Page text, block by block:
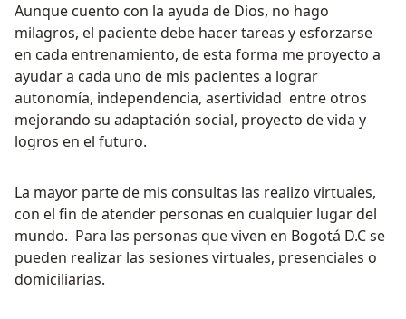
Aunque cuento con la ayuda de Dios, no hago
milagros, el paciente debe hacer tareas y esforzarse
en cada entrenamiento, de esta forma me proyecto a
ayudar a cada uno de mis pacientes a lograr
autonomía, independencia, asertividad entre otros
mejorando su adaptación social, proyecto de vida y
logros en el futuro.
La mayor parte de mis consultas las realizo virtuales,
con el fin de atender personas en cualquier lugar del
mundo. Para las personas que viven en Bogotá D.C se
pueden realizar las sesiones virtuales, presenciales o
domiciliarias.